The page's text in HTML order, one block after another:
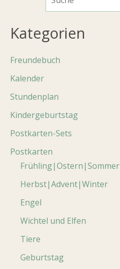
u
Kategorien
Freundebuch
Kalender
Stundenplan
Kindergeburtstag
Postkarten-Sets
Postkarten
Frühling|Ostern|Sommer
Herbst|Advent|Winter
Engel
Wichtel und Elfen
Tiere
Geburtstag